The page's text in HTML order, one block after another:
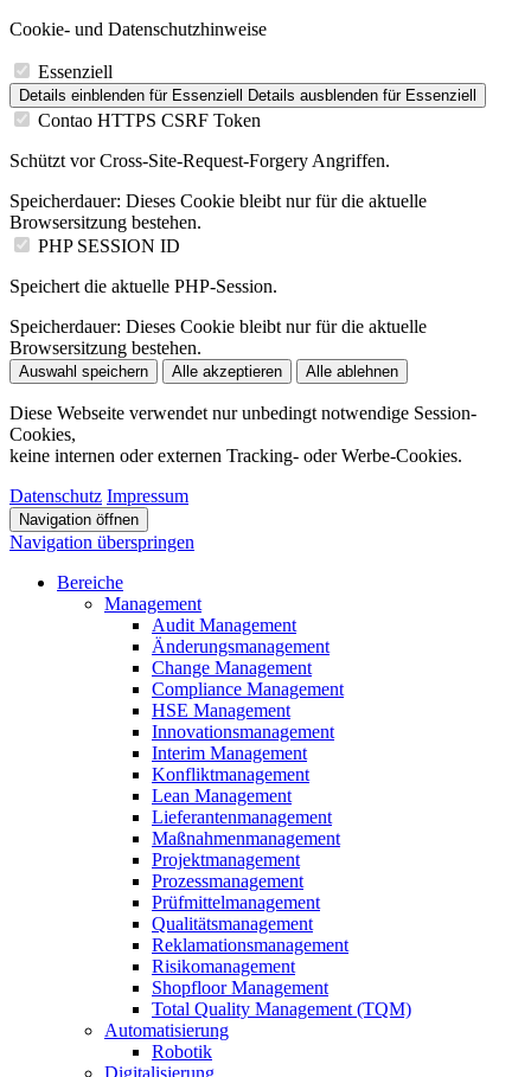
Cookie- und Datenschutzhinweise
Essenziell
Details einblenden für Essenziell Details ausblenden für Essenziell
Contao HTTPS CSRF Token
Schützt vor Cross-Site-Request-Forgery Angriffen.
Speicherdauer: Dieses Cookie bleibt nur für die aktuelle
Browsersitzung bestehen.
PHP SESSION ID
Speichert die aktuelle PHP-Session.
Speicherdauer: Dieses Cookie bleibt nur für die aktuelle
Browsersitzung bestehen.
Auswahl speichern Alle akzeptieren Alle ablehnen
Diese Webseite verwendet nur unbedingt notwendige Session-
Cookies,
keine internen oder externen Tracking- oder Werbe-Cookies.
Datenschutz Impressum
Navigation öffnen
Navigation überspringen
Bereiche
Management
Audit Management
Änderungsmanagement
Change Management
Compliance Management
HSE Management
Innovationsmanagement
Interim Management
Konfliktmanagement
Lean Management
Lieferantenmanagement
Maßnahmenmanagement
Projektmanagement
Prozessmanagement
Prüfmittelmanagement
Qualitätsmanagement
Reklamationsmanagement
Risikomanagement
Shopfloor Management
Total Quality Management (TQM)
Automatisierung
Robotik
Digitalisierung